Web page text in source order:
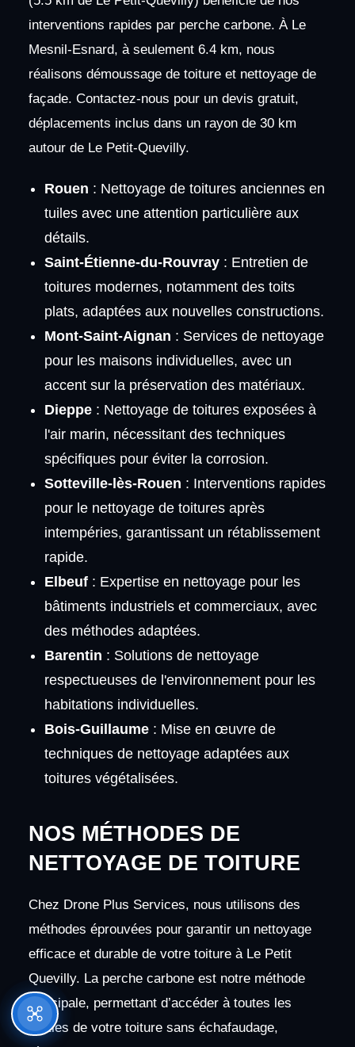
interventions rapides par perche carbone. À Le
Mesnil-Esnard, à seulement 6.4 km, nous
réalisons démoussage de toiture et nettoyage de
façade. Contactez-nous pour un devis gratuit,
déplacements inclus dans un rayon de 30 km
autour de Le Petit-Quevilly.
Rouen : Nettoyage de toitures anciennes en
tuiles avec une attention particulière aux
détails.
Saint-Étienne-du-Rouvray: Entretien de
toitures modernes, notamment des toits
plats, adaptées aux nouvelles constructions.
Mont-Saint-Aignan : Services de nettoyage
pour les maisons individuelles, avec un
accent sur la préservation des matériaux.
Dieppe: Nettoyage de toitures exposées à
l'air marin, nécessitant des techniques
spécifiques pour éviter la corrosion.
Sotteville-lès-Rouen : Interventions rapides
pour le nettoyage de toitures après
intempéries, garantissant un rétablissement
rapide.
Elbeuf: Expertise en nettoyage pour les
bâtiments industriels et commerciaux, avec
des méthodes adaptées.
Barentin : Solutions de nettoyage
respectueuses de l'environnement pour les
habitations individuelles.
Bois-Guillaume: Mise en œuvre de
techniques de nettoyage adaptées aux
toitures végétalisées.
NOS MÉTHODES DE
NETTOYAGE DE TOITURE
Chez Drone Plus Services, nous utilisons des
méthodes éprouvées pour garantir un nettoyage
efficace et durable de votre toiture à Le Petit
Quevilly. La perche carbone est notre méthode
principale, permettant d’accéder à toutes les
parties de votre toiture sans échafaudage,